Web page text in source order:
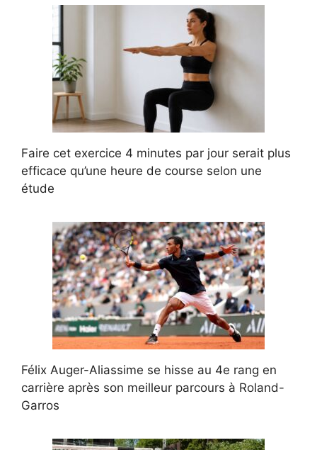
Faire cet exercice 4 minutes par jour serait plus
efficace qu’une heure de course selon une
étude
Félix Auger-Aliassime se hisse au 4e rang en
carrière après son meilleur parcours à Roland-
Garros